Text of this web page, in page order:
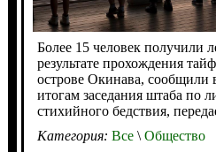
Более 15 человек получили
результате прохождения
острове Окинава, сообщили
итогам заседания штаба по
стихийного бедствия,
Категория: Все\Общество